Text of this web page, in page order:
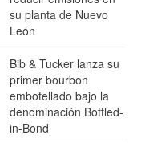
su planta de Nuevo
León
Bib & Tucker lanza su
primer bourbon
embotellado bajo la
denominación Bottled-
in-Bond